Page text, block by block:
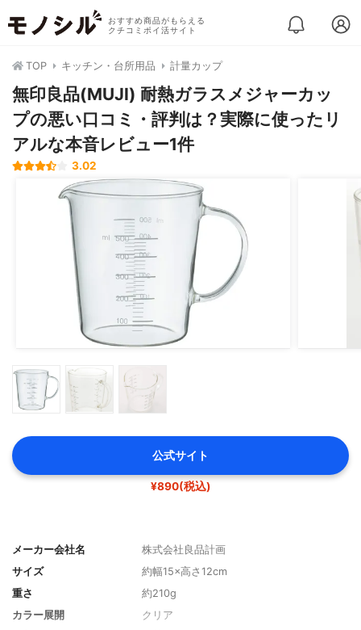
おすすめ商品がもらえる
クチコミポイ活サイト
TOP キッチン・台所用品 計量カップ
無印良品(MUJI) 耐熱ガラスメジャーカッ
プの悪い口コミ・評判は？実際に使ったリ
アルな本音レビュー1件
3.02
公式サイト
¥890(税込)
メーカー会社名
株式会社良品計画
サイズ
約幅15×高さ12cm
重さ
約210g
カラー展開
クリア